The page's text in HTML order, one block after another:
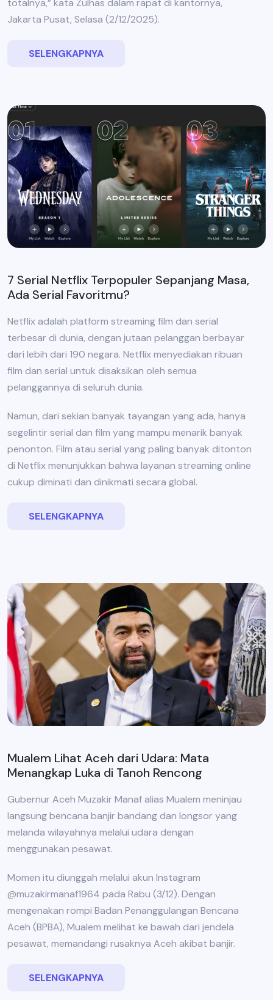
totalnya,” kata Zulhas dalam rapat di kantornya,
Jakarta Pusat, Selasa (2/12/2025).
SELENGKAPNYA
7 Serial Netflix Terpopuler Sepanjang Masa,
Ada Serial Favoritmu?
Netflix adalah platform streaming film dan serial
terbesar di dunia, dengan jutaan pelanggan berbayar
dari lebih dari 190 negara. Netflix menyediakan ribuan
film dan serial untuk disaksikan oleh semua
pelanggannya di seluruh dunia.
Namun, dari sekian banyak tayangan yang ada, hanya
segelintir serial dan film yang mampu menarik banyak
penonton. Film atau serial yang paling banyak ditonton
di Netflix menunjukkan bahwa layanan streaming online
cukup diminati dan dinikmati secara global.
SELENGKAPNYA
Mualem Lihat Aceh dari Udara: Mata
Menangkap Luka di Tanoh Rencong
Gubernur Aceh Muzakir Manaf alias Mualem meninjau
langsung bencana banjir bandang dan longsor yang
melanda wilayahnya melalui udara dengan
menggunakan pesawat.
Momen itu diunggah melalui akun Instagram
@muzakirmanaf1964 pada Rabu (3/12). Dengan
mengenakan rompi Badan Penanggulangan Bencana
Aceh (BPBA), Mualem melihat ke bawah dari jendela
pesawat, memandangi rusaknya Aceh akibat banjir.
SELENGKAPNYA